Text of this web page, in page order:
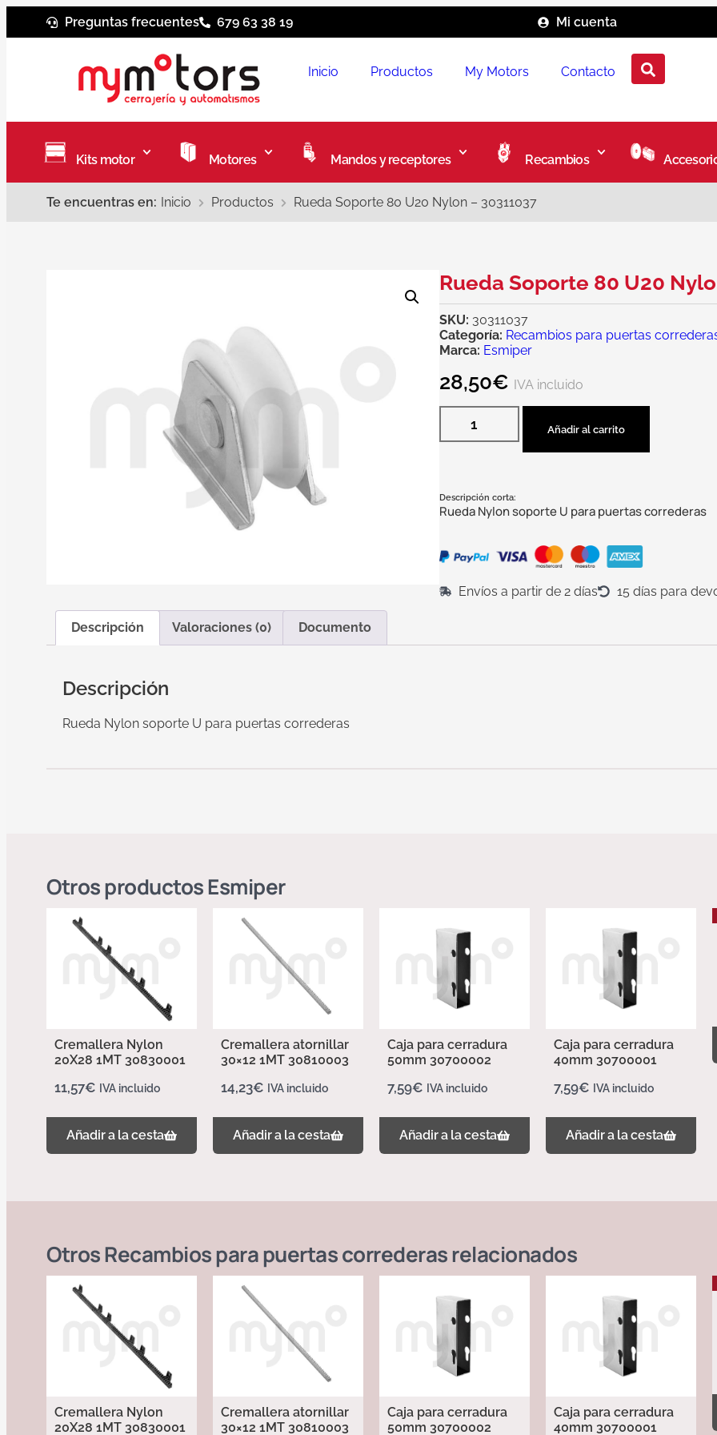
Preguntas frecuentes 679 63 38 19 Mi cuenta
Inicio Productos My Motors Contacto
Kits motor Motores Mandos y receptores Recambios
Te encuentras en: Inicio Productos Rueda Soporte 80 U20 Nylon – 30311037
Rueda Soporte 80 U20
SKU: 30311037
Categoría: Recambios para puertas
Marca: Esmiper
28,50€ IVA incluido
Añadir al carrito
Descripción corta:
Rueda Nylon soporte U para puertas correderas
Envíos a partir de 2 días 15 días para
Descripción Valoraciones (0) Documento
Descripción
Rueda Nylon soporte U para puertas correderas
Otros productosEsmiper
Cremallera Nylon
20X28 1MT 30830001
11,57€ IVA incluido
Añadir a la cesta
Cremallera atornillar
30×12 1MT 30810003
14,23€ IVA incluido
Añadir a la cesta
Caja para cerradura
50mm 30700002
7,59€ IVA incluido
Añadir a la cesta
Caja para cerradura
40mm 30700001
7,59€ IVA incluido
Añadir a la cesta
OtrosRecambios para puertas correderasrelacionados
Cremallera Nylon
20X28 1MT 30830001
Cremallera atornillar
30×12 1MT 30810003
Caja para cerradura
50mm 30700002
Caja para cerradura
40mm 30700001